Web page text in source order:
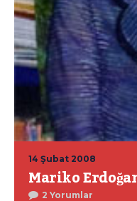
14 Şubat 2008
Mariko
2 Yorumlar